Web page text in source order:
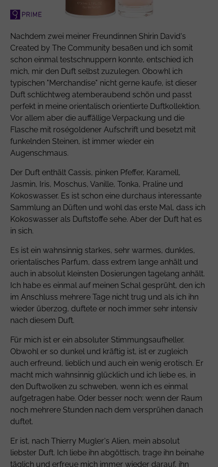
Nachdem zwei meiner Freundinnen Shirin David's
Created by The Community besaßen und ich somit
schon einmal testschnuppern konnte, entschied ich
mich, mir den Duft selbst zuzulegen. Obowhl ich
typischen "Merchandise" nicht gerne kaufe, ist dieser
Duft schlichtweg atemberaubend schön und passt
perfekt in meine orientalisch orientierte Duftkollektion.
Vor allem aber die auffällige Verpackung und die
Flasche mit roségoldener Aufschrift und besetzt mit
funkelnden Steinen, ist immer wieder ein
Augenschmaus.
Der Duft enthält Cassis, pinken Pfeffer, Karamell,
Jasmin, Iris, Moschus, Vanille, Tonka, Praline und
Kokoswasser. Es ist schon eine durchaus interessante
Sammlung an Düften und wohl das erste Mal, dass ich
Kokoswasser als Duftstoffe sehe. Aber der Duft hat es
in sich.
Es ist ein wahnsinnig starkes, sehr warmes, dunkles,
orientalisches Parfum, dass extrem lange anhält und
auch in absolut kleinsten Dosierungen tagelang anhält.
Ich habe es einmal auf meinen Schal gesprüht, den ich
im Anschluss mehrere Tage nicht trug und als ich ihn
wieder überzog, duftete er noch immer sehr intensiv
nach diesem Duft.
Für mich ist er ein absoluter Stimmungsaufheller.
Obwohl er so dunkel und kräftig ist, ist er zugleich
auch erfreund, lieblich und auch ein wenig erotisch. Er
macht mich wahnsinnig glücklich und ich liebe es, in
den Duftwolken zu schweben, wenn ich es einmal
aufgetragen habe. Oder besser noch: wenn der Raum
noch mehrere Stunden nach dem versprühen danach
duftet.
Er ist, nach Thierry Mugler's Alien, mein absolut
liebster Duft. Ich liebe ihn abgöttisch, trage ihn beinahe
täglich und erfreue mich immer wieder darauf, ihn